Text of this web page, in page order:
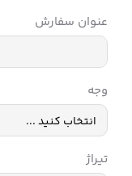
عنوان سفارش
وجه
تیراژ